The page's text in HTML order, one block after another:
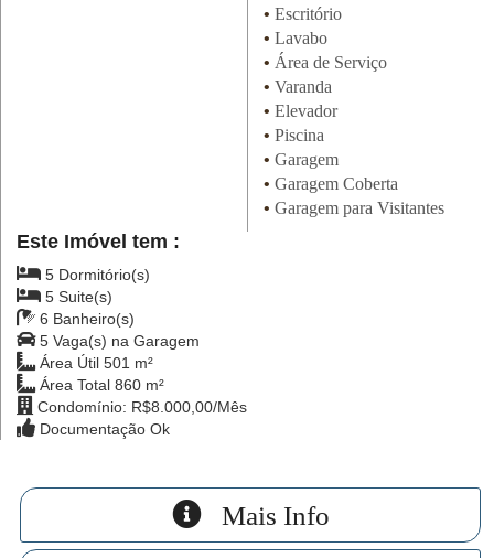
• Escritório
• Lavabo
• Área de Serviço
• Varanda
• Elevador
• Piscina
• Garagem
• Garagem Coberta
• Garagem para Visitantes
Este Imóvel tem :
5 Dormitório(s)
5 Suite(s)
6 Banheiro(s)
5 Vaga(s) na Garagem
Área Útil 501 m²
Área Total 860 m²
Condomínio: R$8.000,00/Mês
Documentação Ok
Mais Info